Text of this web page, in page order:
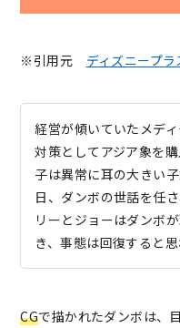
※引用元 ディズニープラ
経営が傾いていたメデ
対策としてアジア象を
子は異常に耳の大きい
日、ダンボの世話を任
リーとジョーはダンボ
き、事態は回復すると思
CGで描かれたダンボは、